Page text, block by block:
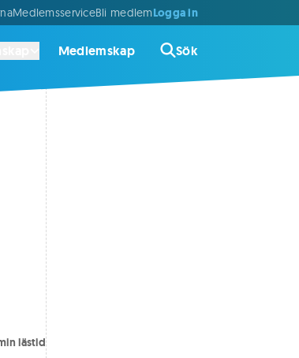
MedlemsserviceBli medlemLogga in
Medlemskap Sök
lästid